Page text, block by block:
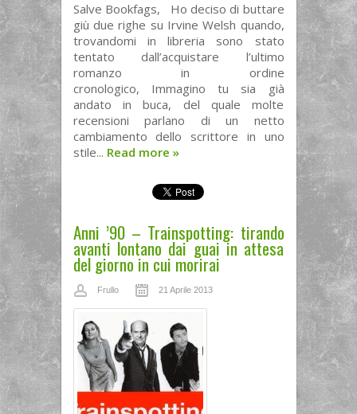
Salve Bookfags, Ho deciso di buttare
giù due righe su Irvine Welsh quando,
trovandomi in libreria sono stato
tentato dall’acquistare l’ultimo
romanzo in ordine
cronologico, Immagino tu sia già
andato in buca, del quale molte
recensioni parlano di un netto
cambiamento dello scrittore in uno
stile... Read more »
Anni ’90 – Trainspotting: tirando
avanti lontano dai guai in attesa
del giorno in cui morirai
Frullo 21 Aprile 2013